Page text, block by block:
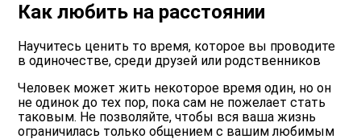
Как любить на расстоянии
Научитесь ценить то время, которое вы проводите
в одиночестве, среди друзей или родственников
Человек может жить некоторое время один, но он
не одинок до тех пор, пока сам не пожелает стать
таковым. Не позволяйте, чтобы вся ваша жизнь
ограничилась только общением с вашим любимым